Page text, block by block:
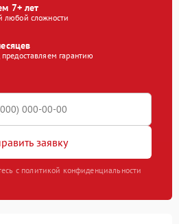
7+ лет
любой сложности
гарантию
заявку
с политикой конфиденциальности